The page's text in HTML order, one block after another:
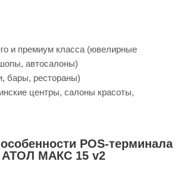
и премиум класса (ювелирные
автосалоны)
бары, рестораны)
центры, салоны красоты,
POS-терминала
АТОЛ МАКС 15 v2